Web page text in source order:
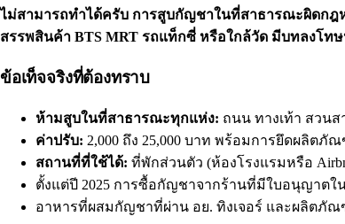
ไม่สามารถทำได้ครับ การสูบกัญชาในที่สาธารณะผิดกฎ
สรรพสินค้า BTS MRT รถแท็กซี่ หรือใกล้วัด มีบทลงโท
ข้อเท็จจริงที่ต้องทราบ
ห้ามสูบในที่สาธารณะทุกแห่ง: ถนน ทางเท้า สวน
ค่าปรับ: 2,000 ถึง 25,000 บาท พร้อมการยึดผลิต
สถานที่ที่ใช้ได้: ที่พักส่วนตัว (ห้องโรงแรมหรือ
ตั้งแต่ปี 2025 การซื้อกัญชาจากร้านที่มีใบอนุญาตใ
อาหารที่ผสมกัญชาที่ผ่าน อย. ทิงเจอร์ และผลิตภั